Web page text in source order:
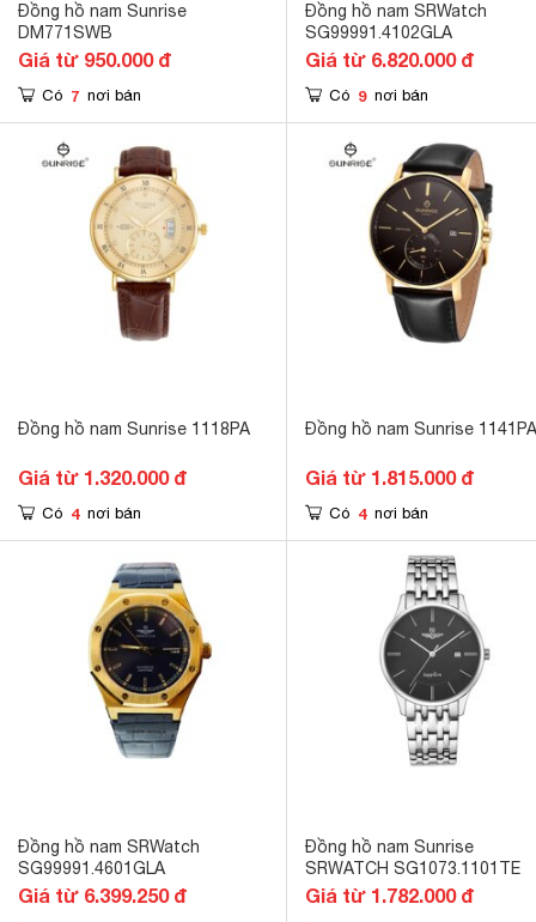
Đồng hồ nam Sunrise
DM771SWB
Giá từ 950.000 đ
Có 7 nơi bán
Đồng hồ nam SRWatch
SG99991.4102GLA
Giá từ 6.820.000 đ
Có 9 nơi bán
Đồng hồ nam Sunrise 1118PA
Giá từ 1.320.000 đ
Có 4 nơi bán
Đồng hồ nam Sunrise 1141PA
Giá từ 1.815.000 đ
Có 4 nơi bán
Đồng hồ nam SRWatch
SG99991.4601GLA
Giá từ 6.399.250 đ
Đồng hồ nam Sunrise
SRWATCH SG1073.1101TE
Giá từ 1.782.000 đ